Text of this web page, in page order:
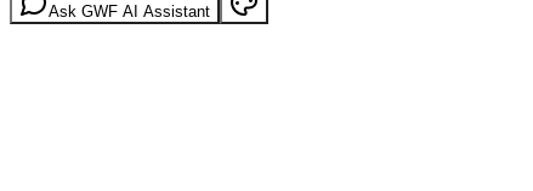
Ask GWF AI Assistant